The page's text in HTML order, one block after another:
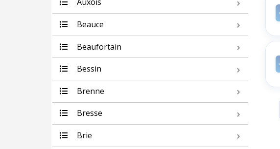
Beauce
Beaufortain
Bessin
Brenne
Bresse
Brie